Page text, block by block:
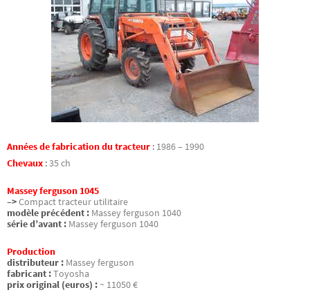
Années de fabrication du tracteur : 1986 – 1990
Chevaux :35 ch
Massey ferguson 1045
–>Compact tracteur utilitaire
modèle précédent : Massey ferguson 1040
série d’avant : Massey ferguson 1040
Production
distributeur : Massey ferguson
fabricant :Toyosha
prix original (euros) : ~ 11050 €